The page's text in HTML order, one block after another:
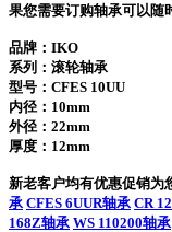
果您需要订购轴承可以随
品牌：IKO
系列：滚轮轴承
型号： CFES 10UU
内径：10mm
外径：22mm
厚度：12mm
新老客户均有优惠促销为
承 CFES 6UUR轴承 CR
168Z轴承 WS 110200轴承